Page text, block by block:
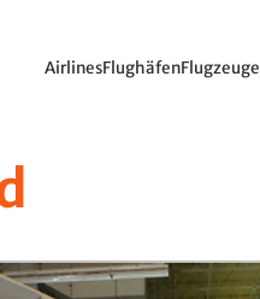
AirlinesFlughäfenFlugzeuge